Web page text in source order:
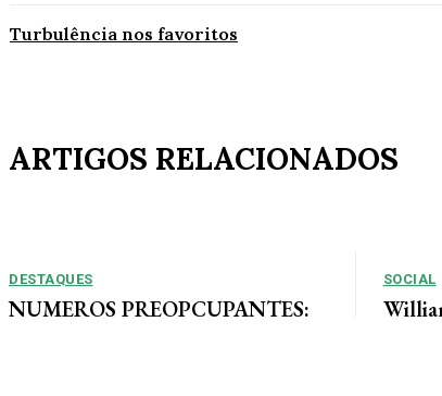
Turbulência nos favoritos
ARTIGOS RELACIONADOS
DESTAQUES
NUMEROS PREOPCUPANTES:
SOCIAL